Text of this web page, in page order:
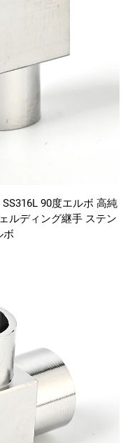
90度エルボ 高純
ルディング継手 ステン
ボ